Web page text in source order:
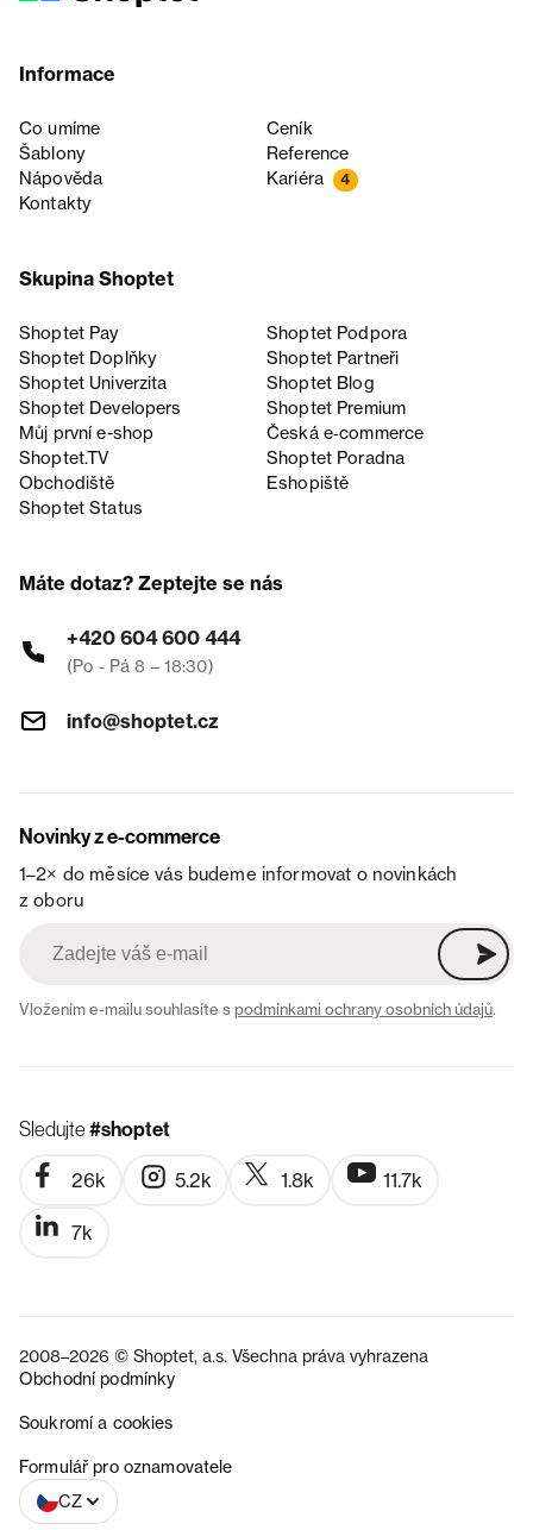
Informace
Co umíme
Ceník
Šablony
Reference
Nápověda
Kariéra 4
Kontakty
Skupina Shoptet
Shoptet Pay
Shoptet Podpora
Shoptet Doplňky
Shoptet Partneři
Shoptet Univerzita
Shoptet Blog
Shoptet Developers
Shoptet Premium
Můj první e-shop
Česká e‑commerce
Shoptet.TV
Shoptet Poradna
Obchodiště
Eshopiště
Shoptet Status
Máte dotaz? Zeptejte se nás
+420 604 600 444
(Po - Pá 8 – 18:30)
info@shoptet.cz
Novinky z e-commerce
1–2× do měsíce vás budeme informovat o novinkách
z oboru
Vložením e-mailu souhlasíte spodmínkami ochrany osobních údajů.
Sledujte#shoptet
26k 5.2k 1.8k 11.7k
7k
2008–2026 © Shoptet, a.s. Všechna práva vyhrazena
Obchodní podmínky
Soukromí a cookies
Formulář pro oznamovatele
CZ